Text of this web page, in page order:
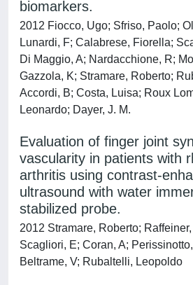
biomarkers.
2012 Fiocco, Ugo; Sfriso, Paolo;
Lunardi, F; Calabrese, Fiorella;
Di Maggio, A; Nardacchione, R;
Gazzola, K; Stramare, Roberto;
Accordi, B; Costa, Luisa; Roux
Leonardo; Dayer, J. M.
Evaluation of finger joint
vascularity in patients with
arthritis using contrast-
ultrasound with water
stabilized probe.
2012 Stramare, Roberto;
Scagliori, E; Coran, A;
Beltrame, V; Rubaltelli, Leopoldo